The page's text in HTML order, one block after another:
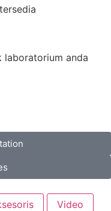
laboratorium anda
Video